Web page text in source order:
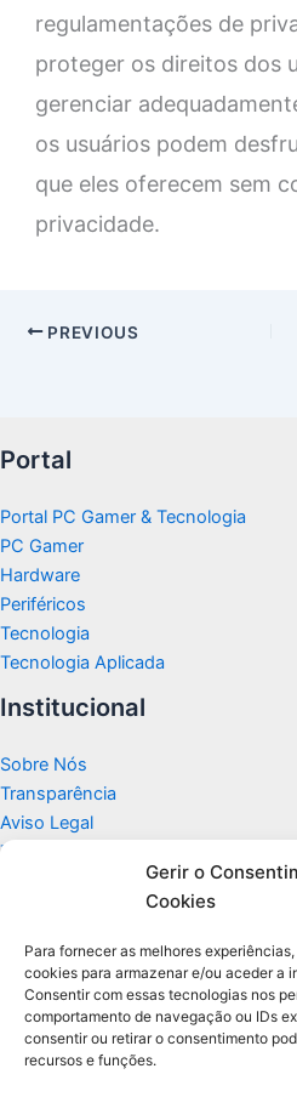
Gerir o
Cookies
Para fornecer as melhores
cookies para armazenar e/ou aceder a
Consentir com essas tecnologias nos
comportamento de navegação ou IDs
consentir ou retirar o consentimento
recursos e funções.
regulamentações de
proteger os direitos dos
gerenciar
os usuários podem
que eles oferecem sem
privacidade.
PREVIOUS
Portal
Portal PC Gamer & Tecnologia
PC Gamer
Hardware
Periféricos
Tecnologia
Tecnologia Aplicada
Institucional
Sobre Nós
Transparência
Aviso Legal
Termos de Uso
Politicas de Privacidade e Cookies
Apoio
Glossário de Tecnologia
Portal editorial independente sobre